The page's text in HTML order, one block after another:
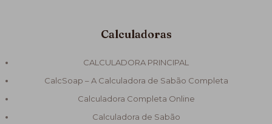
Calculadoras
CALCULADORA PRINCIPAL
CalcSoap – A Calculadora de Sabão Completa
Calculadora Completa Online
Calculadora de Sabão